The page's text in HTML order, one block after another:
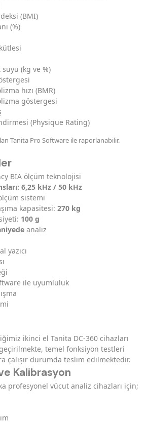
(BMI)
(%)
(kg ve %)
hızı (BMR)
göstergesi
(Physique Rating)
Tanita Pro Software ile raporlanabilir.
BIA ölçüm teknolojisi
6,25 kHz / 50 kHz
sistemi
kapasitesi: 270 kg
100 g
analiz
yazıcı
ile uyumluluk
ikinci el Tanita DC-360 cihazları
temel fonksiyon testleri
çalışır durumda teslim edilmektedir.
Kalibrasyon
profesyonel vücut analiz cihazları için;